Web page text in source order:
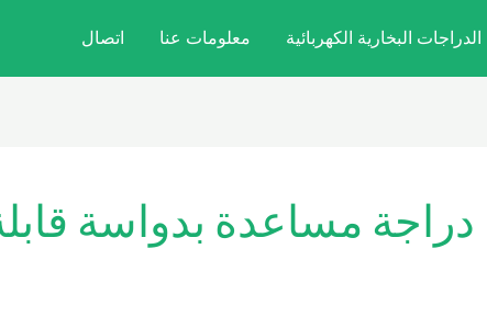
الدراجات البخارية الكهربائية معلومات عنا اتصال
دراجة مساعدة بدواسة